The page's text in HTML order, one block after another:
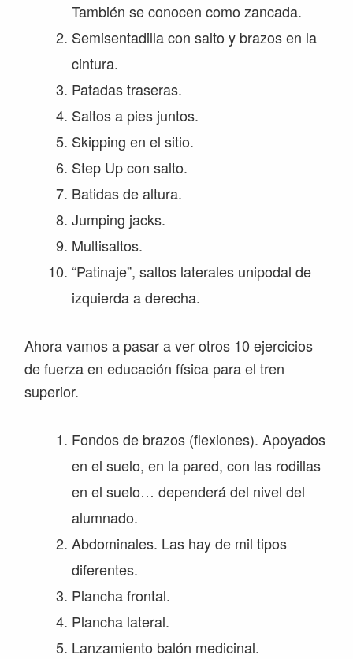
También se conocen como zancada.
Semisentadilla con salto y brazos en la
cintura.
Patadas traseras.
Saltos a pies juntos.
Skipping en el sitio.
Step Up con salto.
Batidas de altura.
Jumping jacks.
Multisaltos.
“Patinaje”, saltos laterales unipodal de
izquierda a derecha.
Ahora vamos a pasar a ver otros 10 ejercicios
de fuerza en educación física para el tren
superior.
Fondos de brazos (flexiones). Apoyados
en el suelo, en la pared, con las rodillas
en el suelo… dependerá del nivel del
alumnado.
Abdominales. Las hay de mil tipos
diferentes.
Plancha frontal.
Plancha lateral.
Lanzamiento balón medicinal.